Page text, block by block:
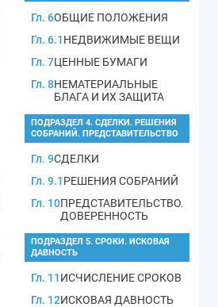
Гл. 6ОБЩИЕ ПОЛОЖЕНИЯ
Гл. 6.1НЕДВИЖИМЫЕ ВЕЩИ
Гл. 7ЦЕННЫЕ БУМАГИ
Гл. 8НЕМАТЕРИАЛЬНЫЕ
БЛАГА И ИХ ЗАЩИТА
ПОДРАЗДЕЛ 4. СДЕЛКИ. РЕШЕНИЯ
СОБРАНИЙ. ПРЕДСТАВИТЕЛЬСТВО
Гл. 9СДЕЛКИ
Гл. 9.1РЕШЕНИЯ СОБРАНИЙ
Гл. 10ПРЕДСТАВИТЕЛЬСТВО.
ДОВЕРЕННОСТЬ
ПОДРАЗДЕЛ 5. СРОКИ. ИСКОВАЯ
ДАВНОСТЬ
Гл. 11ИСЧИСЛЕНИЕ СРОКОВ
Гл. 12ИСКОВАЯ ДАВНОСТЬ